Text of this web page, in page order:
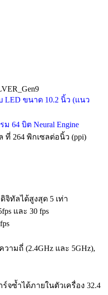
LED ขนาด 10.2 นิ้ว (แนว
64 บิต Neural Engine
ที่ 264 พิกเซลต่อนิ้ว (ppi)
จิทัลได้สูงสุด 5 เท่า
และ 30 fps
วามถี่ (2.4GHz และ 5GHz),
จซ้ำได้ภายในตัวเครื่อง 32.4